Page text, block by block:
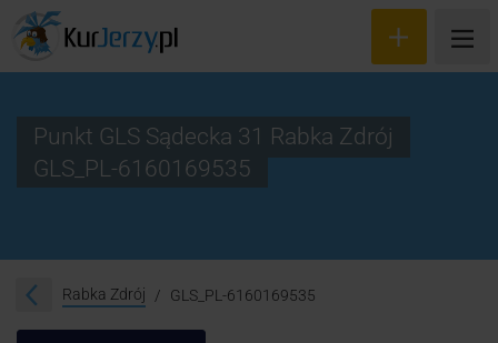
Śledzenie przesyłki
Punkt GLS Sądecka 31 Rabka Zdrój
GLS_PL-6160169535
Rabka Zdrój GLS_PL-6160169535